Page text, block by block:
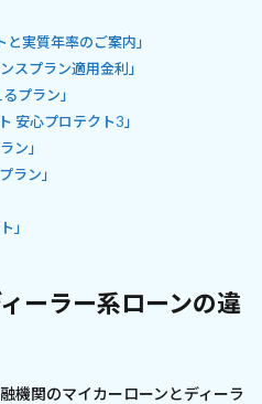
と実質年率のご案内」
スプラン適用金利」
プラン」
安心プロテクト3」
ン」
ラン」
」
ーラー系ローンの違
機関のマイカーローンとディーラ